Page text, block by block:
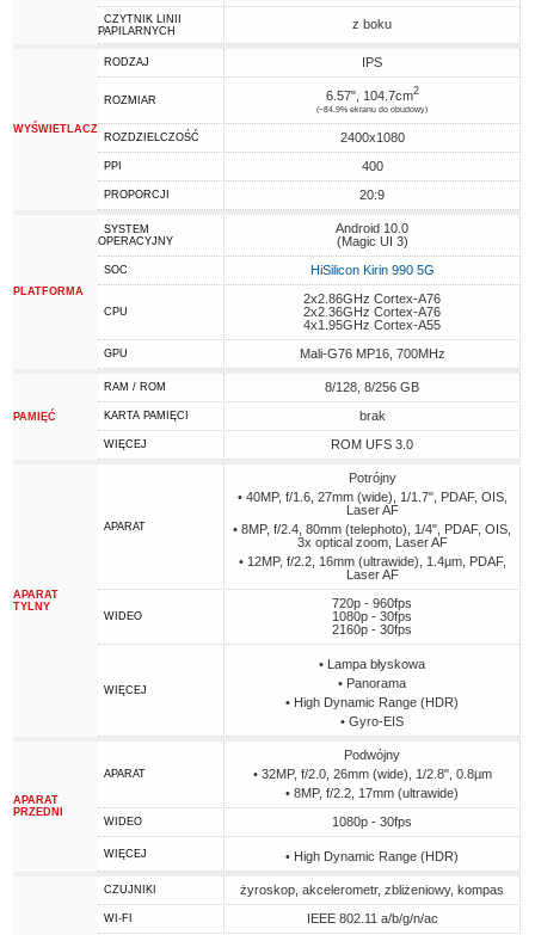
CZYTNIK LINII
PAPILARNYCH
z boku
WYŚWIETLACZ
RODZAJ IPS
ROZMIAR 6.57", 104.7cm2
(~84.9% ekranu do obudowy)
ROZDZIELCZOŚĆ 2400x1080
PPI 400
PROPORCJI 20:9
PLATFORMA
SYSTEM
OPERACYJNY
Android 10.0
(Magic UI 3)
SOC HiSilicon Kirin 990 5G
CPU
2x2.86GHz Cortex-A76
2x2.36GHz Cortex-A76
4x1.95GHz Cortex-A55
GPU Mali-G76 MP16, 700MHz
PAMIĘĆ
RAM / ROM 8/128, 8/256 GB
KARTA PAMIĘCI brak
WIĘCEJ ROM UFS 3.0
APARAT
TYLNY
APARAT
Potrójny
• 40MP, f/1.6, 27mm (wide), 1/1.7", PDAF, OIS,
Laser AF
• 8MP, f/2.4, 80mm (telephoto), 1/4", PDAF, OIS,
3x optical zoom, Laser AF
• 12MP, f/2.2, 16mm (ultrawide), 1.4µm, PDAF,
Laser AF
WIDEO
720p - 960fps
1080p - 30fps
2160p - 30fps
WIĘCEJ
• Lampa błyskowa
• Panorama
• High Dynamic Range (HDR)
• Gyro-EIS
APARAT
PRZEDNI
APARAT
Podwójny
• 32MP, f/2.0, 26mm (wide), 1/2.8", 0.8µm
• 8MP, f/2.2, 17mm (ultrawide)
WIDEO 1080p - 30fps
WIĘCEJ • High Dynamic Range (HDR)
CZUJNIKI żyroskop, akcelerometr, zbliżeniowy, kompas
WI-FI IEEE 802.11 a/b/g/n/ac